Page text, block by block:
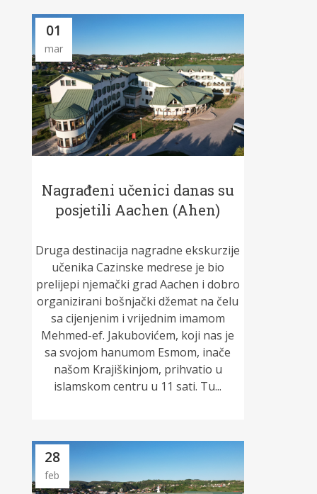
01
mar
Nagrađeni učenici danas su
posjetili Aachen (Ahen)
Druga destinacija nagradne ekskurzije
učenika Cazinske medrese je bio
prelijepi njemački grad Aachen i dobro
organizirani bošnjački džemat na čelu
sa cijenjenim i vrijednim imamom
Mehmed-ef. Jakubovićem, koji nas je
sa svojom hanumom Esmom, inače
našom Krajiškinjom, prihvatio u
islamskom centru u 11 sati. Tu...
28
feb